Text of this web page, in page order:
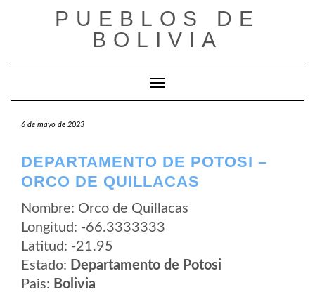
PUEBLOS DE
BOLIVIA
Cambiar modo de navegación
6 de mayo de 2023
DEPARTAMENTO DE POTOSI –
ORCO DE QUILLACAS
Nombre: Orco de Quillacas
Longitud: -66.3333333
Latitud: -21.95
Estado: Departamento de Potosi
Pais: Bolivia